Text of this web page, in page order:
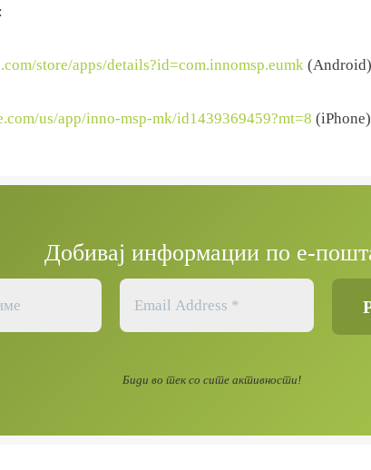
store/apps/details?id=com.innomsp.eumk (Android)
us/app/inno-msp-mk/id1439369459?mt=8 (iPhone)
Добивај информации по е-
Биди во тек со сите активности!